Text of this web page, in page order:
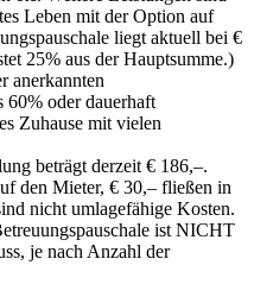
Leben mit der Option auf
liegt aktuell bei €
25% aus der Hauptsumme.)
anerkannten
60% oder dauerhaft
Zuhause mit vielen
beträgt derzeit € 186,–.
den Mieter, € 30,– fließen in
nicht umlagefähige Kosten.
ist NICHT
je nach Anzahl der